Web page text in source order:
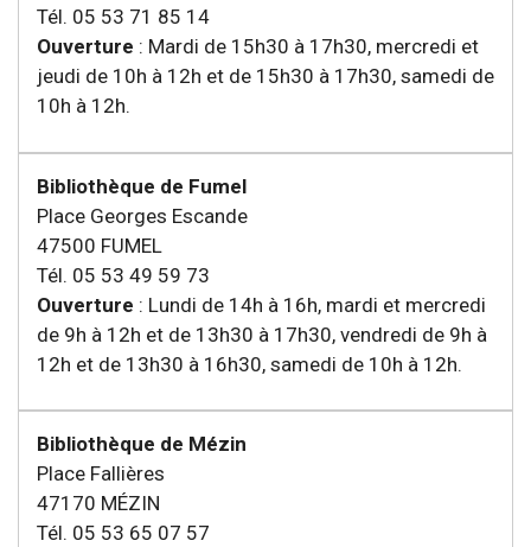
Tél. 05 53 71 85 14
Ouverture : Mardi de 15h30 à 17h30, mercredi et
jeudi de 10h à 12h et de 15h30 à 17h30, samedi de
10h à 12h.
Bibliothèque de Fumel
Place Georges Escande
47500 FUMEL
Tél. 05 53 49 59 73
Ouverture : Lundi de 14h à 16h, mardi et mercredi
de 9h à 12h et de 13h30 à 17h30, vendredi de 9h à
12h et de 13h30 à 16h30, samedi de 10h à 12h.
Bibliothèque de Mézin
Place Fallières
47170 MÉZIN
Tél. 05 53 65 07 57